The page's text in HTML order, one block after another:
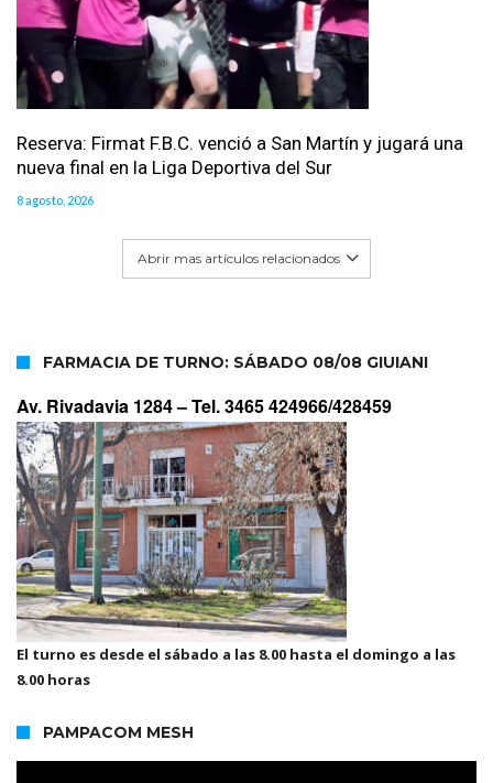
Reserva: Firmat F.B.C. venció a San Martín y jugará una
nueva final en la Liga Deportiva del Sur
8 agosto, 2026
Abrir mas artículos relacionados
FARMACIA DE TURNO: SÁBADO 08/08 GIUIANI
Av. Rivadavia 1284 –Tel. 3465 424966/428459
El turno es desde el sábado a las 8.00 hasta el domingo a las
8.00 horas
PAMPACOM MESH